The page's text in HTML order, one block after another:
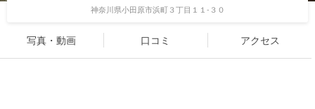
神奈川県小田原市浜町３丁目１１-３０
写真・動画 口コミ アクセス